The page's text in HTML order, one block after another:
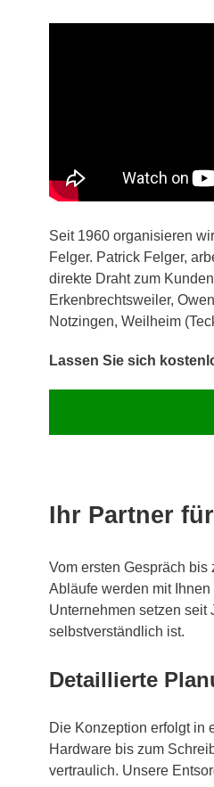
Seit 1960 organisieren
Felger. Patrick Felger,
direkte Draht zum
Erkenbrechtsweiler,
Notzingen, Weilheim
Lassen Sie sich
Ihr Partner
Vom ersten Gespräch
Abläufe werden mit
Unternehmen setzen seit
selbstverständlich ist.
Detaillierte
Die Konzeption erfolgt in
Hardware bis zum
vertraulich. Unsere